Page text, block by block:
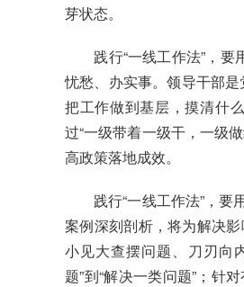
芽状态。
践行“一线工作法”，要
忧愁、办实事。领导干部是
把工作做到基层，摸清什
过“一级带着一级干，一级
高政策落地成效。
践行“一线工作法”，要
案例深刻剖析，将为解决
小见大查摆问题、刀刃向
题”到“解决一类问题”；针